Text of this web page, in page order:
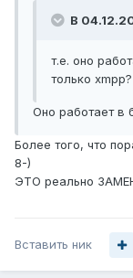
В
т.е. оно
только xmpp?
Оно работает в
Более того, что
8-)
ЭТО реально
Вставить ник